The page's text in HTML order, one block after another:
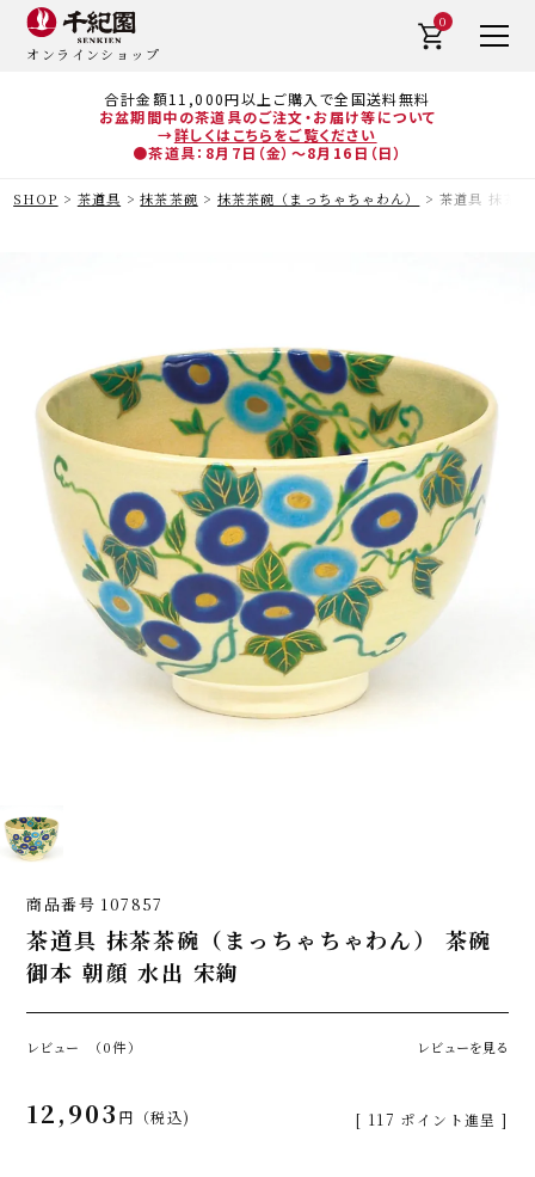
合計金額11,000円以上ご購入で全国送料無料
お盆期間中の茶道具のご注文・お届け等について
→詳しくはこちらをご覧ください
●茶道具：8月7日（金）～8月16日（日）
オンラインショップ
0
SHOP 茶道具 抹茶茶碗 抹茶茶碗（まっちゃちゃわん） 茶道具 抹茶
商品番号 107857
茶道具 抹茶茶碗（まっちゃちゃわん） 茶碗
御本 朝顔 水出 宋絢
レビュー （0件） レビューを見る
12,903 税込 [ 117 ポイント進呈 ]